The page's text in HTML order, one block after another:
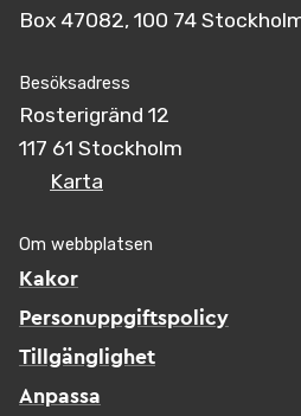
Box 47082, 100 74
Besöksadress
Rosterigränd 12
117 61 Stockholm
Karta
Om webbplatsen
Kakor
Personuppgiftspolicy
Tillgänglighet
Anpassa